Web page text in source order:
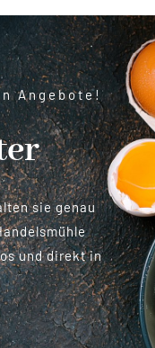
Angebote!
sie genau
und direkt in